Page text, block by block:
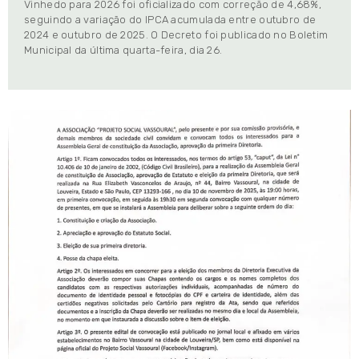
Vinhedo para 2026 foi oficializado com correção de 4,68%,
seguindo a variação do IPCA acumulada entre outubro de
2024 e outubro de 2025. O Decreto foi publicado no Boletim
Municipal da última quarta-feira, dia 26.